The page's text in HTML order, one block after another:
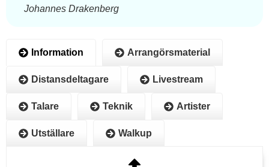
Johannes Drakenberg
Information Arrangörsmaterial
Distansdeltagare Livestream
Talare Teknik Artister
Utställare Walkup